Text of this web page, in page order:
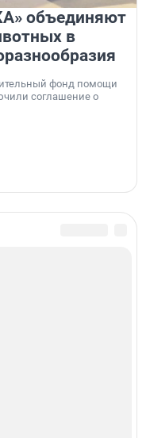
объединяют
в
фонд помощи
соглашение о